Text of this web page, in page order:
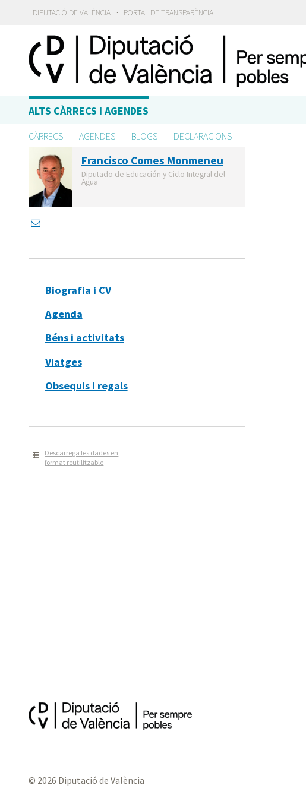
DIPUTACIÓ DE VALÈNCIA · PORTAL DE TRANSPARÈNCIA
ALTS CÀRRECS I AGENDES
CÀRRECS AGENDES BLOGS DECLARACIONS
Francisco Comes Monmeneu
Diputado de Educación y Ciclo Integral del
Agua
Biografia i CV
Agenda
Béns i activitats
Viatges
Obsequis i regals
Descarrega les dades en
format reutilitzable
© 2026 Diputació de València